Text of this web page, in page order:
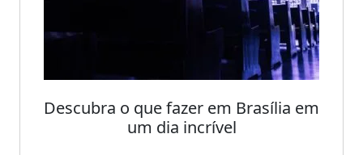
Descubra o que fazer em Brasília em
um dia incrível